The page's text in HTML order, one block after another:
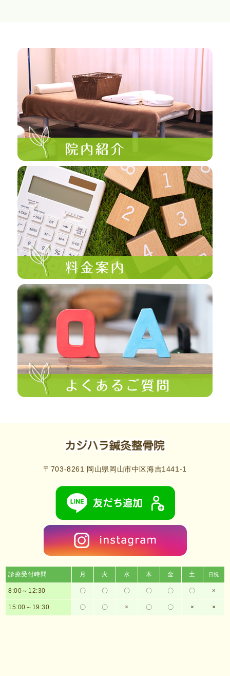
〒703-8261 岡山県岡山市中区海吉1441-1
診療受付時間 月 火 水 木 金 土 日祝
8:00～12:30 〇 〇 〇 〇 〇 〇 ×
15:00～19:30 〇 〇 × 〇 〇 × ×